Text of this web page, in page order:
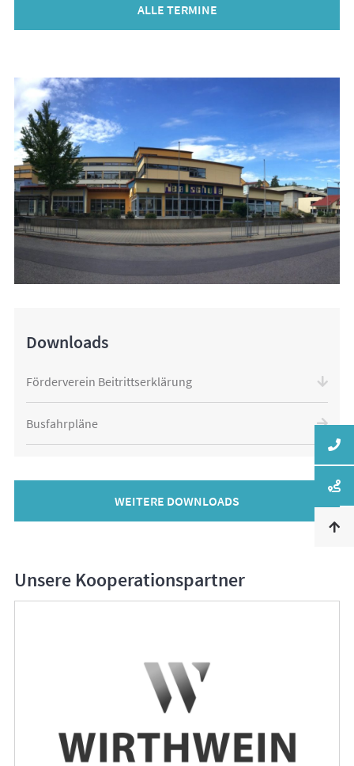
ALLE TERMINE
Downloads
Förderverein Beitrittserklärung
Busfahrpläne
WEITERE DOWNLOADS
Unsere Kooperationspartner